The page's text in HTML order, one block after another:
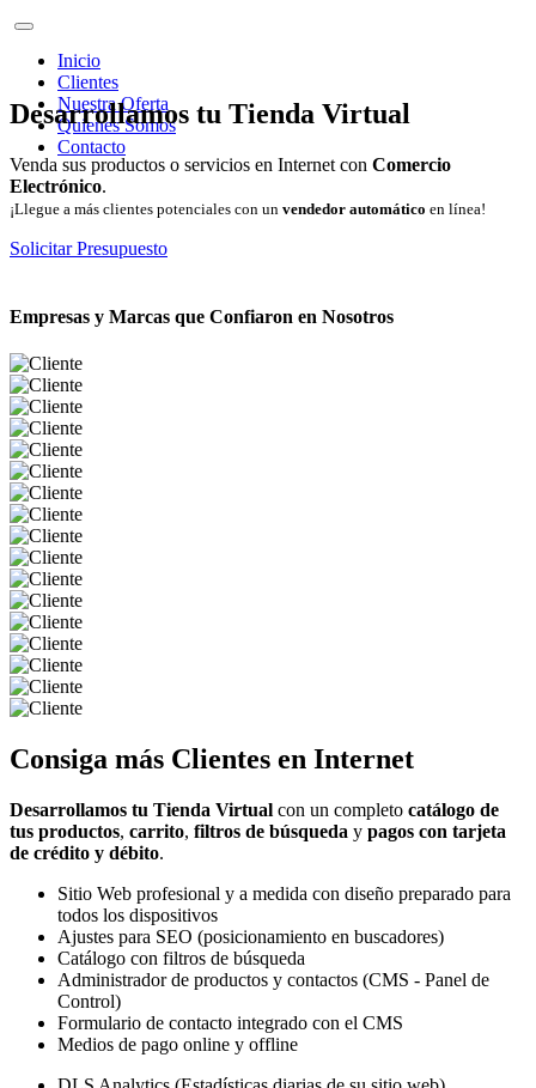
Inicio
Clientes
Nuestra Oferta
Quienes Somos
Contacto
Desarrollamos tu Tienda Virtual
Venda sus productos o servicios en Internet con Comercio
Electrónico.
¡Llegue a más clientes potenciales con un vendedor automático en línea!
Solicitar Presupuesto
Empresas y Marcas que Confiaron en Nosotros
Consiga más Clientes en Internet
Desarrollamos tu Tienda Virtual con un completo catálogo de
tus productos, carrito, filtros de búsqueda y pagos con tarjeta
de crédito y débito.
Sitio Web profesional y a medida con diseño preparado para
todos los dispositivos
Ajustes para SEO (posicionamiento en buscadores)
Catálogo con filtros de búsqueda
Administrador de productos y contactos (CMS - Panel de
Control)
Formulario de contacto integrado con el CMS
Medios de pago online y offline